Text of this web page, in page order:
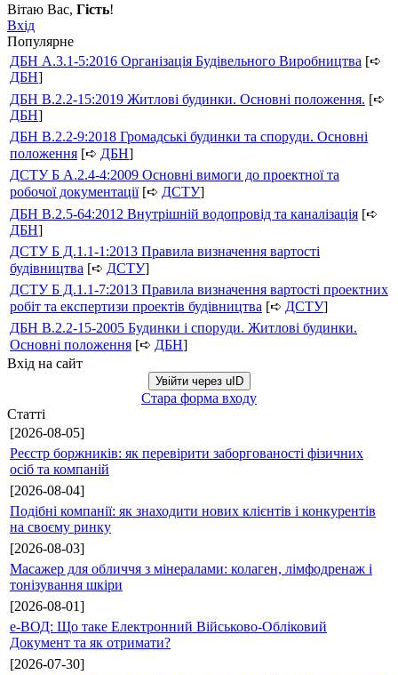
Вітаю Вас, Гість!
Вхід
Популярне
ДБН А.3.1-5:2016 Організація Будівельного Виробництва [➪
ДБН]
ДБН В.2.2-15:2019 Житлові будинки. Основні положення. [➪
ДБН]
ДБН В.2.2-9:2018 Громадські будинки та споруди. Основні
положення [➪ ДБН]
ДСТУ Б А.2.4-4:2009 Основні вимоги до проектної та
робочої документації[➪ ДСТУ]
ДБН В.2.5-64:2012 Внутрішній водопровід та каналізація [➪
ДБН]
ДСТУ Б Д.1.1-1:2013 Правила визначення вартості
будівництва [➪ ДСТУ]
ДСТУ Б Д.1.1-7:2013 Правила визначення вартості проектних
робіт та експертизи проектів будівництва [➪ ДСТУ]
ДБН В.2.2-15-2005 Будинки і споруди. Житлові будинки.
Основні положення [➪ ДБН]
Вхід на сайт
Увійти через uID
Стара форма входу
Статті
[2026-08-05]
Реєстр боржників: як перевірити заборгованості фізичних
осіб та компаній
[2026-08-04]
Подібні компанії: як знаходити нових клієнтів і конкурентів
на своєму ринку
[2026-08-03]
Масажер для обличчя з мінералами: колаген, лімфодренаж і
тонізування шкіри
[2026-08-01]
е-ВОД: Що таке Електронний Військово-Обліковий
Документ та як отримати?
[2026-07-30]